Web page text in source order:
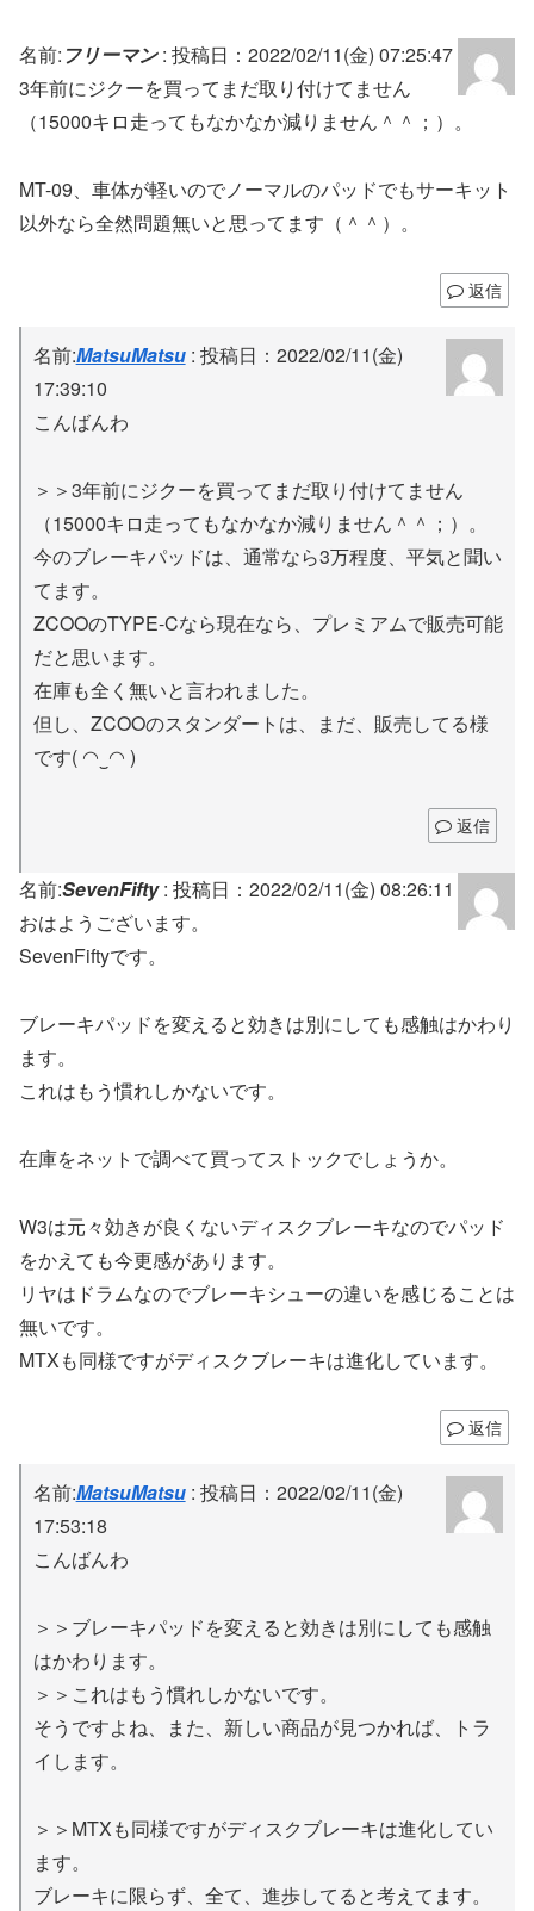
名前: フリーマン: 投稿日：2022/02/11(金) 07:25:47
3年前にジクーを買ってまだ取り付けてません
（15000キロ走ってもなかなか減りません＾＾；）。
MT-09、車体が軽いのでノーマルのパッドでもサーキット
以外なら全然問題無いと思ってます（＾＾）。
返信
名前:MatsuMatsu: 投稿日：2022/02/11(金)
17:39:10
こんばんわ
＞＞3年前にジクーを買ってまだ取り付けてません
（15000キロ走ってもなかなか減りません＾＾；）。
今のブレーキパッドは、通常なら3万程度、平気と聞い
てます。
ZCOOのTYPE-Cなら現在なら、プレミアムで販売可能
だと思います。
在庫も全く無いと言われました。
但し、ZCOOのスタンダートは、まだ、販売してる様
です( ◠‿◠ )
返信
名前:SevenFifty: 投稿日：2022/02/11(金) 08:26:11
おはようございます。
SevenFiftyです。
ブレーキパッドを変えると効きは別にしても感触はかわり
ます。
これはもう慣れしかないです。
在庫をネットで調べて買ってストックでしょうか。
W3は元々効きが良くないディスクブレーキなのでパッド
をかえても今更感があります。
リヤはドラムなのでブレーキシューの違いを感じることは
無いです。
MTXも同様ですがディスクブレーキは進化しています。
返信
名前:MatsuMatsu: 投稿日：2022/02/11(金)
17:53:18
こんばんわ
＞＞ブレーキパッドを変えると効きは別にしても感触
はかわります。
＞＞これはもう慣れしかないです。
そうですよね、また、新しい商品が見つかれば、トラ
イします。
＞＞MTXも同様ですがディスクブレーキは進化してい
ます。
ブレーキに限らず、全て、進歩してると考えてます。